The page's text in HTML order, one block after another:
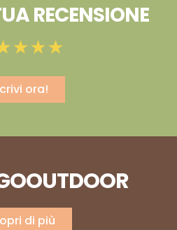
RECENSIONE
ora!
di più